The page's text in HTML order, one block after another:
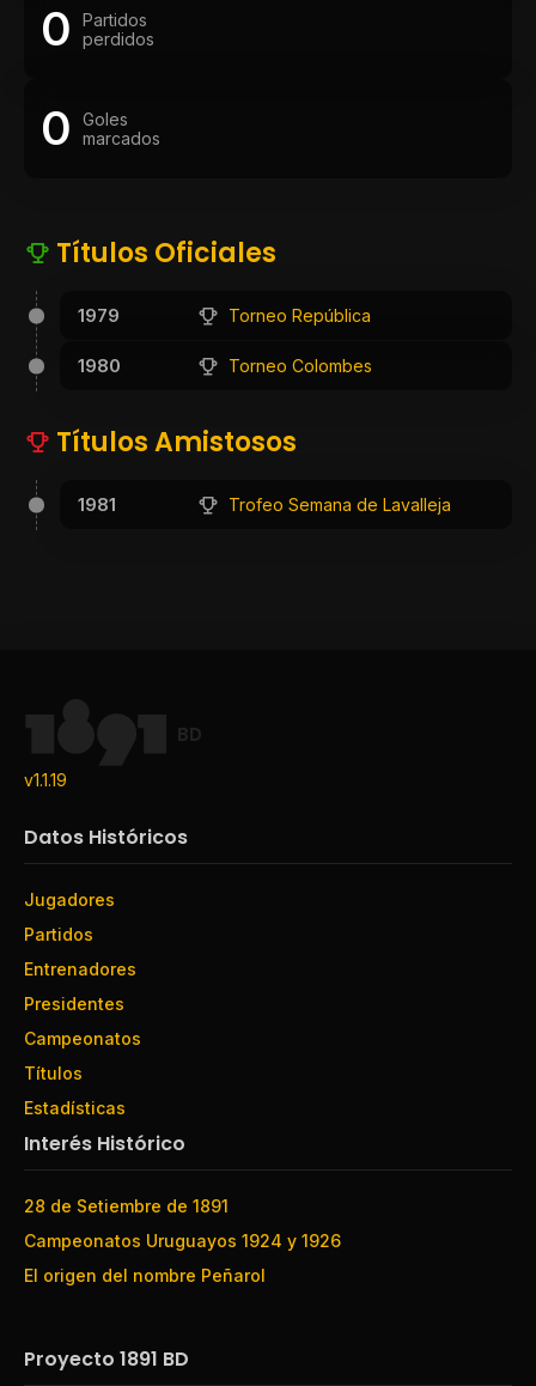
0
Partidos
perdidos
0
Goles
marcados
Títulos Oficiales
1979 Torneo República
1980 Torneo Colombes
Títulos Amistosos
1981 Trofeo Semana de Lavalleja
BD
v1.1.19
Datos Históricos
Jugadores
Partidos
Entrenadores
Presidentes
Campeonatos
Títulos
Estadísticas
Interés Histórico
28 de Setiembre de 1891
Campeonatos Uruguayos 1924 y 1926
El origen del nombre Peñarol
Proyecto 1891 BD